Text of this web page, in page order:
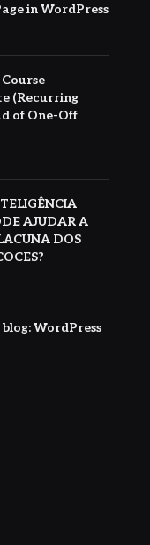
in WordPress
(Recurring
of One-Off
AJUDAR A
DOS
WordPress